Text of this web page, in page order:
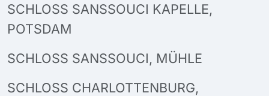
SCHLOSS SANSSOUCI KAPELLE,
POTSDAM
SCHLOSS SANSSOUCI, MÜHLE
SCHLOSS CHARLOTTENBURG,